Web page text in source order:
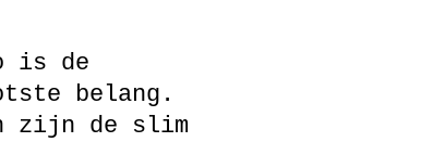
is de
belang.
zijn de slim